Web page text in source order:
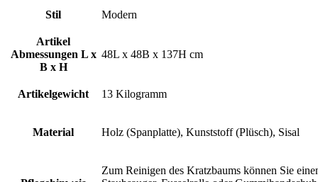
Stil Modern
Artikel
Abmessungen L x
B x H
48L x 48B x 137H cm
Artikelgewicht 13 Kilogramm
Material Holz (Spanplatte), Kunststoff (Plüsch), Sisal
Zum Reinigen des Kratzbaums können Sie